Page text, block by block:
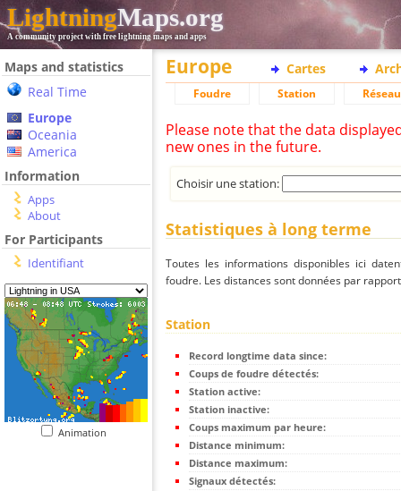
LightningMaps.org
A community project with free lightning maps and apps
Maps and statistics
Real Time
Europe
Oceania
America
Information
Apps
About
For Participants
Identifiant
Animation
Europe Cartes
Foudre Station Réseau
Please note that the data
new ones in the future.
Choisir une station:
Statistiques à long terme
Toutes les informations disponibles ici
foudre. Les distances sont données par
Station
Record longtime data since:
Coups de foudre détectés:
Station active:
Station inactive:
Coups maximum par heure:
Distance minimum:
Distance maximum:
Signaux détectés: